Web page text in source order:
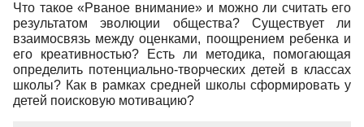
Что такое «Рваное внимание» и можно ли считать его
результатом эволюции общества? Существует ли
взаимосвязь между оценками, поощрением ребенка и
его креативностью? Есть ли методика, помогающая
определить потенциально-творческих детей в классах
школы? Как в рамках средней школы сформировать у
детей поисковую мотивацию?